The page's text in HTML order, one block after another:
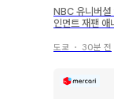
NBC 유니버셜
인먼트 재팬 애
Blu-ray BOX [
도쿄 ・ 30분 전